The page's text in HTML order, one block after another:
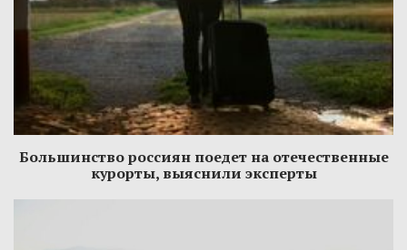
Большинство россиян поедет на отечественные
курорты, выяснили эксперты